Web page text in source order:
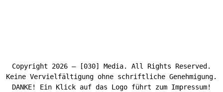
Copyright 2026 – [030] Media. All Rights Reserved.
Keine Vervielfältigung ohne schriftliche Genehmigung.
DANKE! Ein Klick auf das Logo führt zum Impressum!